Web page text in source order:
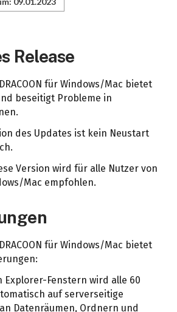
Release
für Windows/Mac bietet
beseitigt Probleme in
des Updates ist kein Neustart
Version wird für alle Nutzer von
Mac empfohlen.
für Windows/Mac bietet
Explorer-Fenstern wird alle 60
auf serverseitige
Datenräumen, Ordnern und